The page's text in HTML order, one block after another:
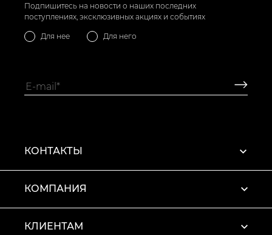
Подпишитесь на новости о наших последних
поступлениях, эксклюзивных акциях и событиях
Для нее Для него
КОНТАКТЫ
КОМПАНИЯ
КЛИЕНТАМ